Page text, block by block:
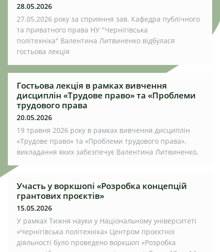
28.05.2026
27.05.2026 року за сприяння зав. Кафедра публічного
та приватного права НУ "Чернігівська
політехніка" Валентина Литвиненко відбулася
гостьова лекція
Гостьова лекція в рамках вивчення
дисциплін «Трудове право» та «Проблеми
трудового права
20.05.2026
19 травня 2026 року в рамках вивчення дисциплін
«Трудове право» та «Проблеми трудового права»,
викладання яких забезпечує Валентина Литвиненко,
Участь у воркшопі «Розробка концепцій
грантових проєктів»
15.05.2026
У рамках Тижня науки у Національному університеті
«Чернігівська політехніка» Центром проєктної
діяльності було проведено воркшоп «Розробка